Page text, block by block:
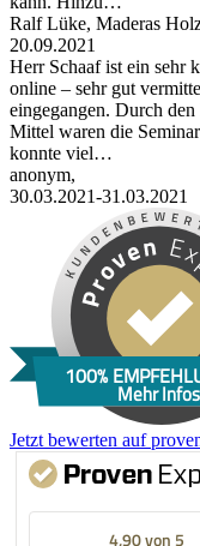
Ralf Lüke, Maderas
20.09.2021
Herr Schaaf ist ein sehr
online – sehr gut
eingegangen. Durch
Mittel waren die
konnte viel…
anonym,
30.03.2021-31.03.2021
100%
Mehr Infos
Jetzt bewerten auf
4,90 von 5